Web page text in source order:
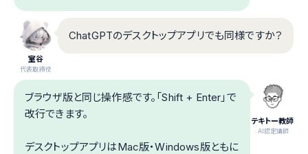
室谷
代表取締役
ChatGPTのデスクトップアプリでも同様ですか？
テキトー教師
.AI認定講師
ブラウザ版と同じ操作感です。「Shift + Enter」で
改行できます。
デスクトップアプリはMac版・Windows版ともに